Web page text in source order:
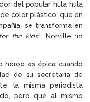
del popular hula hula
color plástico, que en
se transforma en
the kids”: Norville no
héroe es épica cuando
de su secretaria de
la misma periodista
pero que al mismo